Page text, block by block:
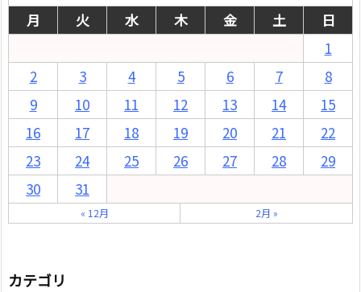
月
火 水 木 金 土
日
1
2
3 4 5 6 7
8
9
10 11 12 13 14
15
16
17 18 19 20 21
22
23
24 25 26 27 28
29
30
31
« 12月 2月 »
カテゴリ